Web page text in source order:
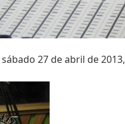
27 de abril de